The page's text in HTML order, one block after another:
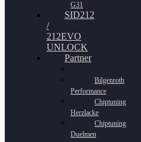
G31
SID212
/
212EVO
UNLOCK
Partner
Bilgenroth
Performance
Chiptuning
Herzlacke
Chiptuning
Duelmen